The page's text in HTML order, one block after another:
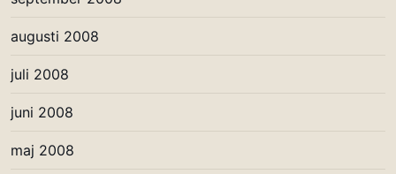
augusti 2008
juli 2008
juni 2008
maj 2008